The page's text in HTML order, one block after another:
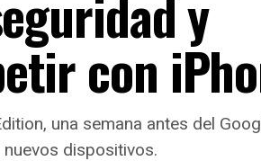
con
una semana antes del
dispositivos.